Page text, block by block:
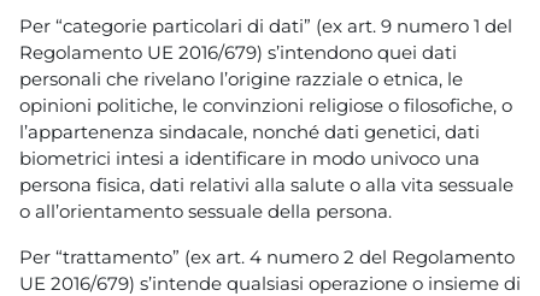
Per “categorie particolari di dati” (ex art. 9 numero 1 del
Regolamento UE 2016/679) s’intendono quei dati
personali che rivelano l’origine razziale o etnica, le
opinioni politiche, le convinzioni religiose o filosofiche, o
l’appartenenza sindacale, nonché dati genetici, dati
biometrici intesi a identificare in modo univoco una
persona fisica, dati relativi alla salute o alla vita sessuale
o all’orientamento sessuale della persona.
Per “trattamento” (ex art. 4 numero 2 del Regolamento
UE 2016/679) s’intende qualsiasi operazione o insieme di